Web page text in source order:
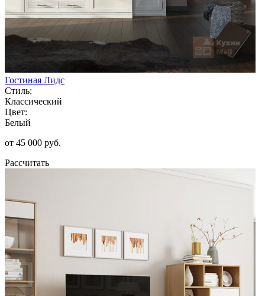
Гостиная Лидс
Стиль:
Классический
Цвет:
Белый
от 45 000 руб.
Рассчитать